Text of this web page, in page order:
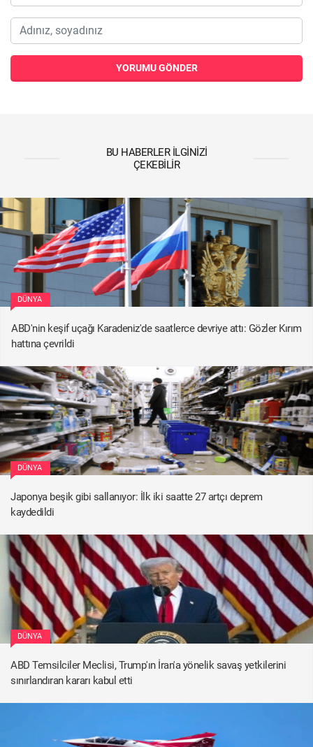
YORUMU GÖNDER
BU HABERLER İLGINIZI
ÇEKEBILIR
DÜNYA
ABD'nin keşif uçağı Karadeniz'de saatlerce devriye attı: Gözler Kırım
hattına çevrildi
DÜNYA
Japonya beşik gibi sallanıyor: İlk iki saatte 27 artçı deprem
kaydedildi
DÜNYA
ABD Temsilciler Meclisi, Trump'ın İran'a yönelik savaş yetkilerini
sınırlandıran kararı kabul etti